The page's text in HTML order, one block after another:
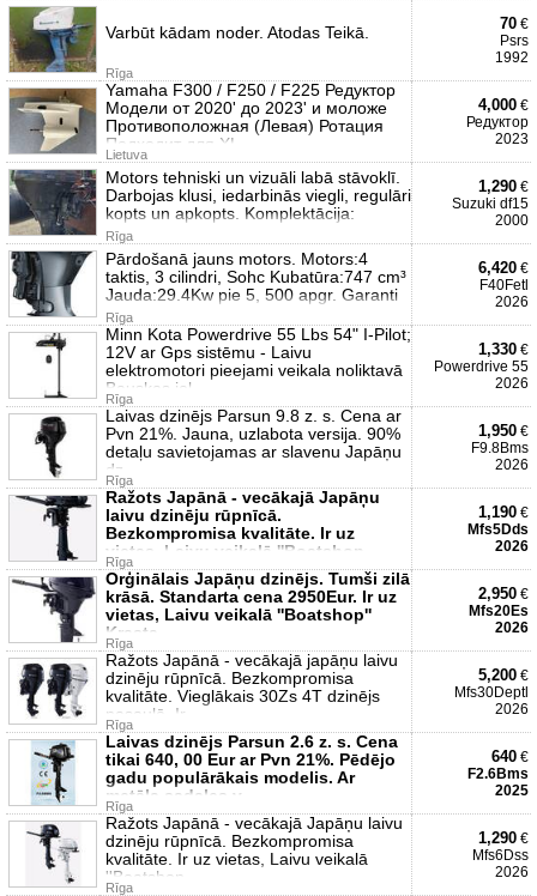
Varbūt kādam noder. Atodas Teikā.
Rīga
70 €
Psrs
1992
Yamaha F300 / F250 / F225 Редуктор
Модели от 2020' до 2023' и моложе
Противоположная (Левая) Ротация
Подходит для XL
Lietuva
4,000 €
Редуктор
2023
Motors tehniski un vizuāli labā stāvoklī.
Darbojas klusi, iedarbinās viegli, regulāri
kopts un apkopts. Komplektācija:
Rīga
1,290 €
Suzuki df15
2000
Pārdošanā jauns motors. Motors:4
taktis, 3 cilindri, Sohc Kubatūra:747 cm³
Jauda:29.4Kw pie 5, 500 apgr. Garanti
Rīga
6,420 €
F40Fetl
2026
Minn Kota Powerdrive 55 Lbs 54" I-Pilot;
12V ar Gps sistēmu - Laivu
elektromotori pieejami veikala noliktavā
Bauskas iel
Rīga
1,330 €
Powerdrive 55
2026
Laivas dzinējs Parsun 9.8 z. s. Cena ar
Pvn 21%. Jauna, uzlabota versija. 90%
detaļu savietojamas ar slavenu Japāņu
dz
Rīga
1,950 €
F9.8Bms
2026
Ražots Japānā - vecākajā Japāņu
laivu dzinēju rūpnīcā.
Bezkompromisa kvalitāte. Ir uz
vietas, Laivu veikalā ''Boatshop
Rīga
1,190 €
Mfs5Dds
2026
Orģinālais Japāņu dzinējs. Tumši zilā
krāsā. Standarta cena 2950Eur. Ir uz
vietas, Laivu veikalā ''Boatshop''
Krasta
Rīga
2,950 €
Mfs20Es
2026
Ražots Japānā - vecākajā japāņu laivu
dzinēju rūpnīcā. Bezkompromisa
kvalitāte. Vieglākais 30Zs 4T dzinējs
pasaulē. Ir
Rīga
5,200 €
Mfs30Deptl
2026
Laivas dzinējs Parsun 2.6 z. s. Cena
tikai 640, 00 Eur ar Pvn 21%. Pēdējo
gadu populārākais modelis. Ar
metāla sadales v
Rīga
640 €
F2.6Bms
2025
Ražots Japānā - vecākajā Japāņu laivu
dzinēju rūpnīcā. Bezkompromisa
kvalitāte. Ir uz vietas, Laivu veikalā
''Boatshop
Rīga
1,290 €
Mfs6Dss
2026